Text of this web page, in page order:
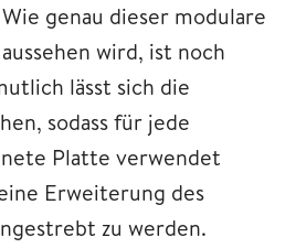
genau dieser modulare
wird, ist noch
lässt sich die
sodass für jede
Platte verwendet
Erweiterung des
zu werden.